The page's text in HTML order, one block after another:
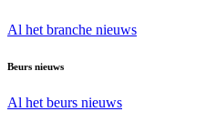
Al het branche nieuws
Beurs nieuws
Al het beurs nieuws